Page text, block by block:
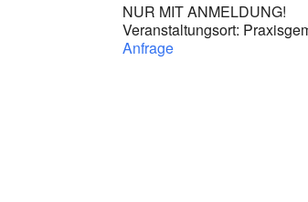
NUR MIT ANMELDUNG!
Veranstaltungsort:
Anfrage